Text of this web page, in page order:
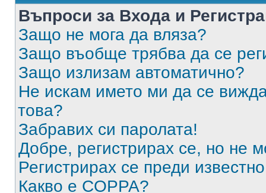
Въпроси за Входа и
Защо не мога да вляза?
Защо въобще трябва да се
Защо излизам автоматично?
Не искам името ми да се
това?
Забравих си паролата!
Добре, регистрирах се, но не
Регистрирах се преди
Какво е COPPA?